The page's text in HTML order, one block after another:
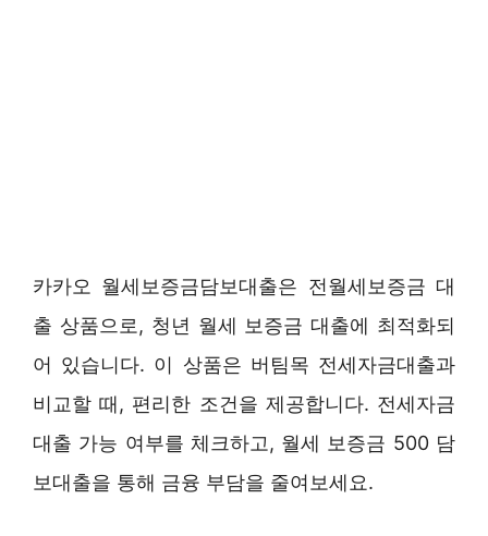
카카오 월세보증금담보대출은 전월세보증금 대
출 상품으로, 청년 월세 보증금 대출에 최적화되
어 있습니다. 이 상품은 버팀목 전세자금대출과
비교할 때, 편리한 조건을 제공합니다. 전세자금
대출 가능 여부를 체크하고, 월세 보증금 500 담
보대출을 통해 금융 부담을 줄여보세요.